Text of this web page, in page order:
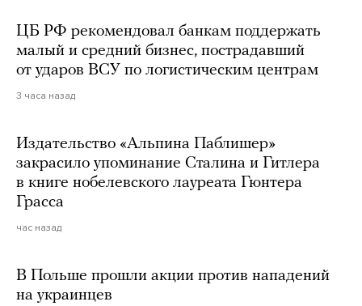
ЦБ РФ рекомендовал банкам поддержать
малый и средний бизнес, пострадавший
от ударов ВСУ по логистическим центрам
3 часа назад
Издательство «Альпина Паблишер»
закрасило упоминание Сталина и Гитлера
в книге нобелевского лауреата Гюнтера
Грасса
час назад
В Польше прошли акции против нападений
на украинцев